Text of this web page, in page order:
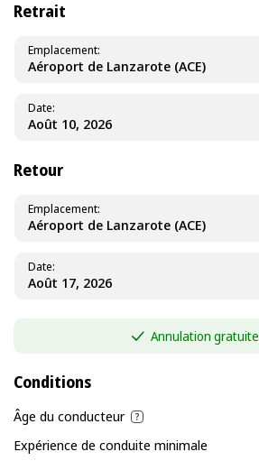
Retrait
Aéroport de Lanzarote (ACE)
Emplacement
Date
Retour
Aéroport de Lanzarote (ACE)
Emplacement
Date
Annulation gratuite
Conditions
Âge du conducteur
Expérience de conduite minimale